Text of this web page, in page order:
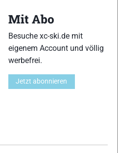
48
Mit Abo
Besuche xc-ski.de mit
eigenem Account und völlig
werbefrei.
Jetzt abonnieren